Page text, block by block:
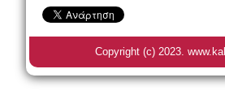
Copyright (c) 2023.